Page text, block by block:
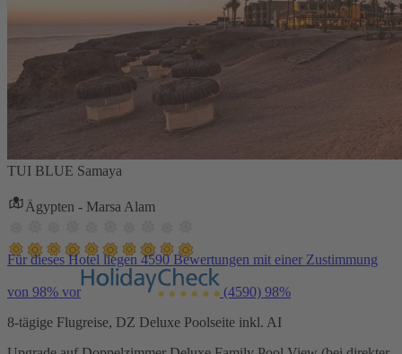
TUI BLUE Samaya
Ägypten - Marsa Alam
Für dieses Hotel liegen 4590 Bewertungen mit einer Zustimmung
von 98% vor (4590) 98%
8-tägige Flugreise, DZ Deluxe Poolseite inkl. AI